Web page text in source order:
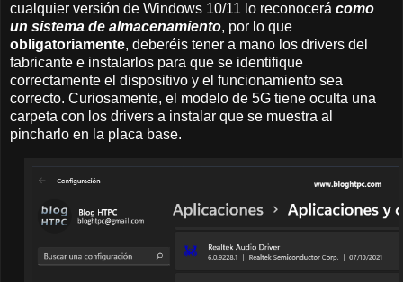
cualquier versión de Windows 10/11 lo reconocerá como
un sistema de almacenamiento, por lo que
obligatoriamente, deberéis tener a mano los drivers del
fabricante e instalarlos para que se identifique
correctamente el dispositivo y el funcionamiento sea
correcto. Curiosamente, el modelo de 5G tiene oculta una
carpeta con los drivers a instalar que se muestra al
pincharlo en la placa base.